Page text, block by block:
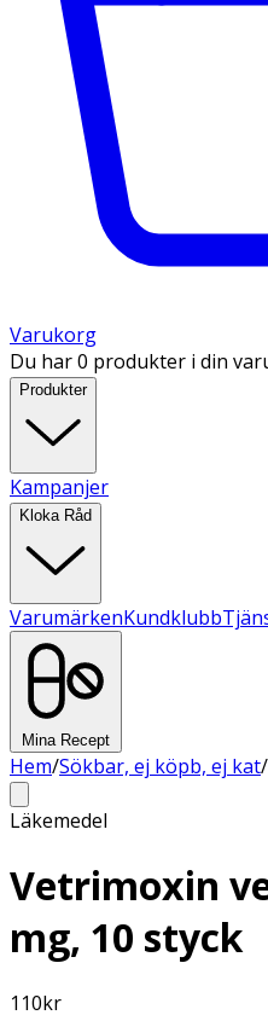
Varukorg
Du har 0 produkter i din
Produkter
Kampanjer
Kloka Råd
VarumärkenKundklubb
Mina Recept
Hem/Sökbar, ej köpb, ej kat/
Läkemedel
Vetrimoxin
mg, 10 styck
110kr